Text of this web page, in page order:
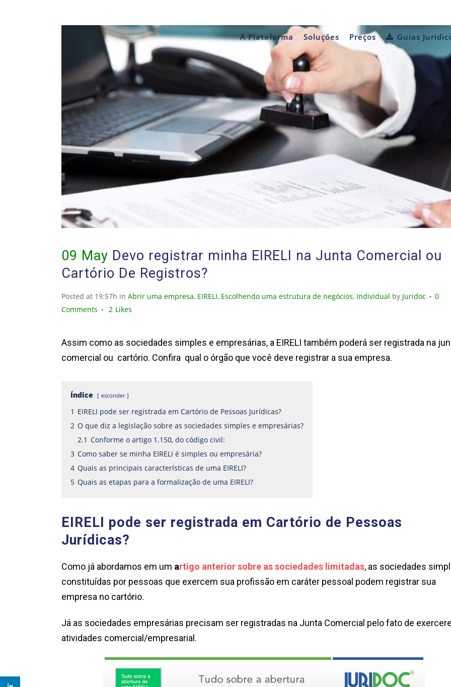
A Plataforma Soluções Preços Guias
09 May Devo registrar minha EIRELI na Junta Comercial ou
Cartório De Registros?
Posted at 19:57h in Abrir uma empresa, EIRELI, Escolhendo uma estrutura de negócios, Individual by Juridoc
0
Comments
2 Likes
Assim como as sociedades simples e empresárias, a EIRELI também poderá ser registrada na
comercial ou cartório. Confira qual o órgão que você deve registrar a sua empresa.
Índice esconder
1 EIRELI pode ser registrada em Cartório de Pessoas Jurídicas?
2 O que diz a legislação sobre as sociedades simples e empresárias?
2.1 Conforme o artigo 1.150, do código civil:
3 Como saber se minha EIRELI é simples ou empresária?
4 Quais as principais características de uma EIRELI?
5 Quais as etapas para a formalização de uma EIRELI?
EIRELI pode ser registrada em Cartório de Pessoas
Jurídicas?
Como já abordamos em um artigo anterior sobre as sociedades limitadas, as sociedades
constituídas por pessoas que exercem sua profissão em caráter pessoal podem registrar sua
empresa no cartório.
Já as sociedades empresárias precisam ser registradas na Junta Comercial pelo fato de
atividades comercial/empresarial.